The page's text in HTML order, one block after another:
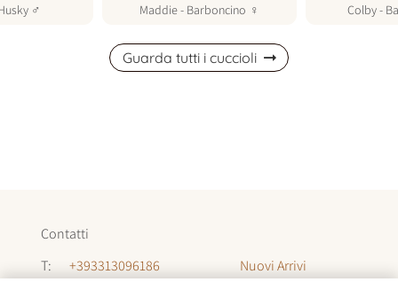
♂ Maddie- Barboncino ♀ Colby-
Guarda tutti i cuccioli
Contatti
T:
+393313096186
Nuovi Arrivi